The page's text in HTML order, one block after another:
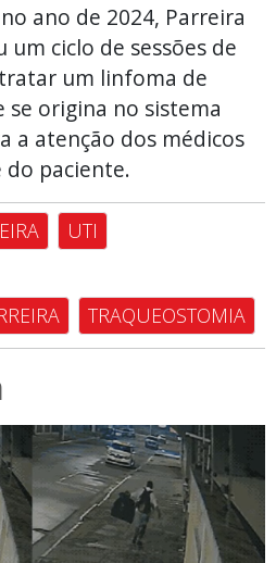
ano de 2024, Parreira
ciclo de sessões de
um linfoma de
se origina no sistema
a atenção dos médicos
paciente.
UTI
TRAQUEOSTOMIA